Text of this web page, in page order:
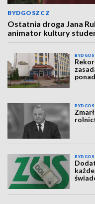
BYDGOSZCZ
Ostatnia droga Jana
animator kultury